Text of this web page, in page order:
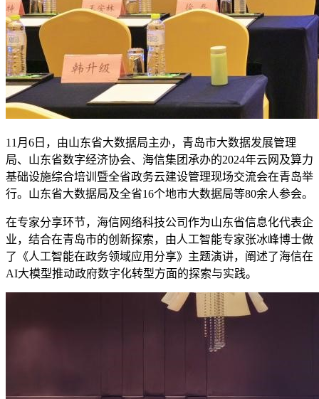
11月6日，由山东省大数据局主办，青岛市大数据发展管理
局、山东省数字经济协会、海信集团承办的2024年云网及算力
基础设施综合培训暨全省政务云建设管理现场交流会在青岛举
行。山东省大数据局及全省16个地市大数据局等80余人参会。
在专家分享环节，海信网络科技公司作为山东省信息化代表企
业，结合在青岛市的创新探索，由人工智能专家张冰峰博士做
了《人工智能在政务领域应用分享》主题演讲，阐述了海信在
AI大模型推动政府数字化转型方面的探索与实践。